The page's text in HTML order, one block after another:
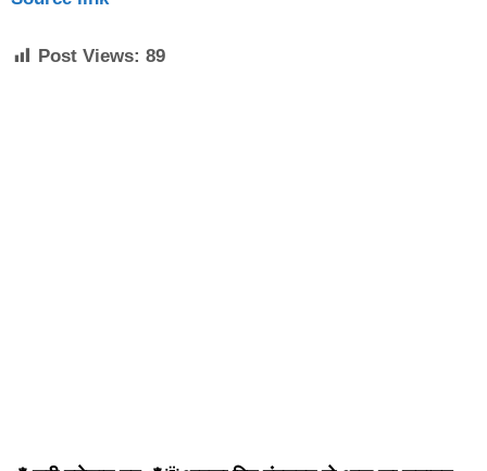
Post Views: 89